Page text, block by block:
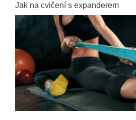
Jak na cvičení s expanderem